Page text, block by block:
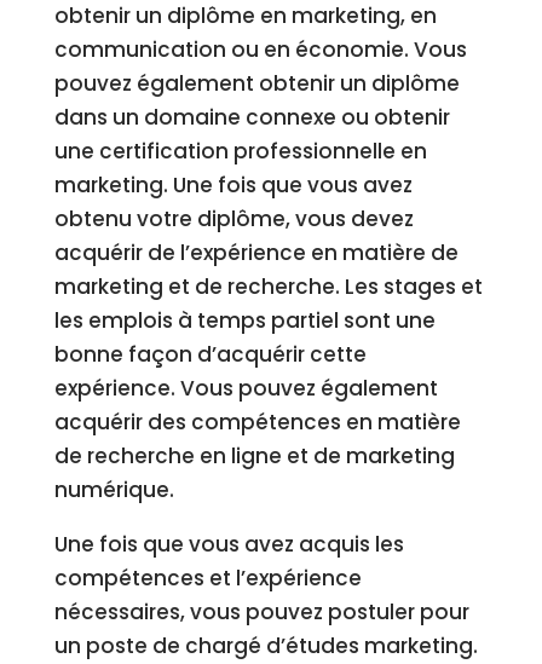
obtenir un diplôme en marketing, en
communication ou en économie. Vous
pouvez également obtenir un diplôme
dans un domaine connexe ou obtenir
une certification professionnelle en
marketing. Une fois que vous avez
obtenu votre diplôme, vous devez
acquérir de l’expérience en matière de
marketing et de recherche. Les stages et
les emplois à temps partiel sont une
bonne façon d’acquérir cette
expérience. Vous pouvez également
acquérir des compétences en matière
de recherche en ligne et de marketing
numérique.
Une fois que vous avez acquis les
compétences et l’expérience
nécessaires, vous pouvez postuler pour
un poste de chargé d’études marketing.